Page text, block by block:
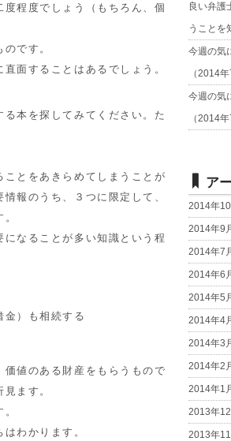
程度でしょう（もちろん、個
です。
面することはあるでしょう。
本を探してみてください。た
とをあきらめてしまうことが
報のうち、３つに限定して、
なることが多い知識という程
金）も相続する
値のある財産をもらうもので
ます。
わかります。
良い弁護
うことを
今週の気
（2014
今週の気
（2014
ア
2014年10
2014年9
2014年7
2014年6
2014年5
2014年4
2014年3
2014年2
2014年1
2013年12
2013年11